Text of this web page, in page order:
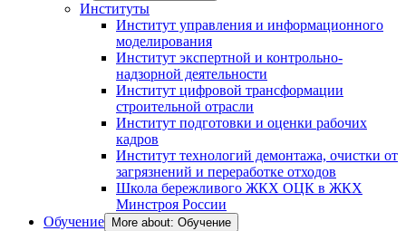
Институты
Институт управления и информационного
моделирования
Институт экспертной и контрольно-
надзорной деятельности
Институт цифровой трансформации
строительной отрасли
Институт подготовки и оценки рабочих
кадров
Институт технологий демонтажа, очистки от
загрязнений и переработке отходов
Школа бережливого ЖКХ ОЦК в ЖКХ
Минстроя России
Обучение
More about: Обучение